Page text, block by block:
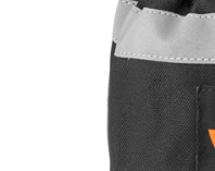
Tu as oublié ton mot de